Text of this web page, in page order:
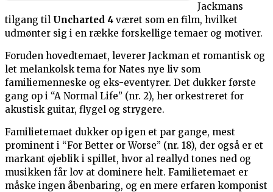
Jackmans
tilgang til Uncharted 4 været som en film, hvilket
udmønter sig i en række forskellige temaer og motiver.
Foruden hovedtemaet, leverer Jackman et romantisk og
let melankolsk tema for Nates nye liv som
familiemenneske og eks-eventyrer. Det dukker første
gang op i “A Normal Life” (nr. 2), her orkestreret for
akustisk guitar, flygel og strygere.
Familietemaet dukker op igen et par gange, mest
prominent i “For Better or Worse” (nr. 18), der også er et
markant øjeblik i spillet, hvor al reallyd tones ned og
musikken får lov at dominere helt. Familietemaet er
måske ingen åbenbaring, og en mere erfaren komponist